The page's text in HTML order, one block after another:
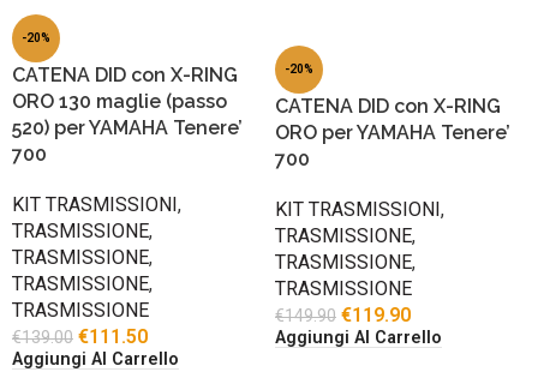
-20%
CATENA DID con X-RING
ORO 130 maglie (passo
520) per YAMAHA Tenere’
700
KIT TRASMISSIONI,
TRASMISSIONE,
TRASMISSIONE,
TRASMISSIONE,
TRASMISSIONE
€139.00 €111.50
Aggiungi Al Carrello
-20%
CATENA DID con X-RING
ORO per YAMAHA Tenere’
700
KIT TRASMISSIONI,
TRASMISSIONE,
TRASMISSIONE,
TRASMISSIONE
€149.90 €119.90
Aggiungi Al Carrello